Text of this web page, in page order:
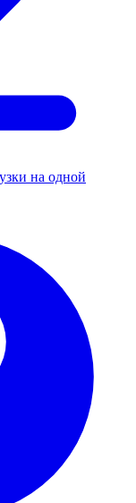
на одной